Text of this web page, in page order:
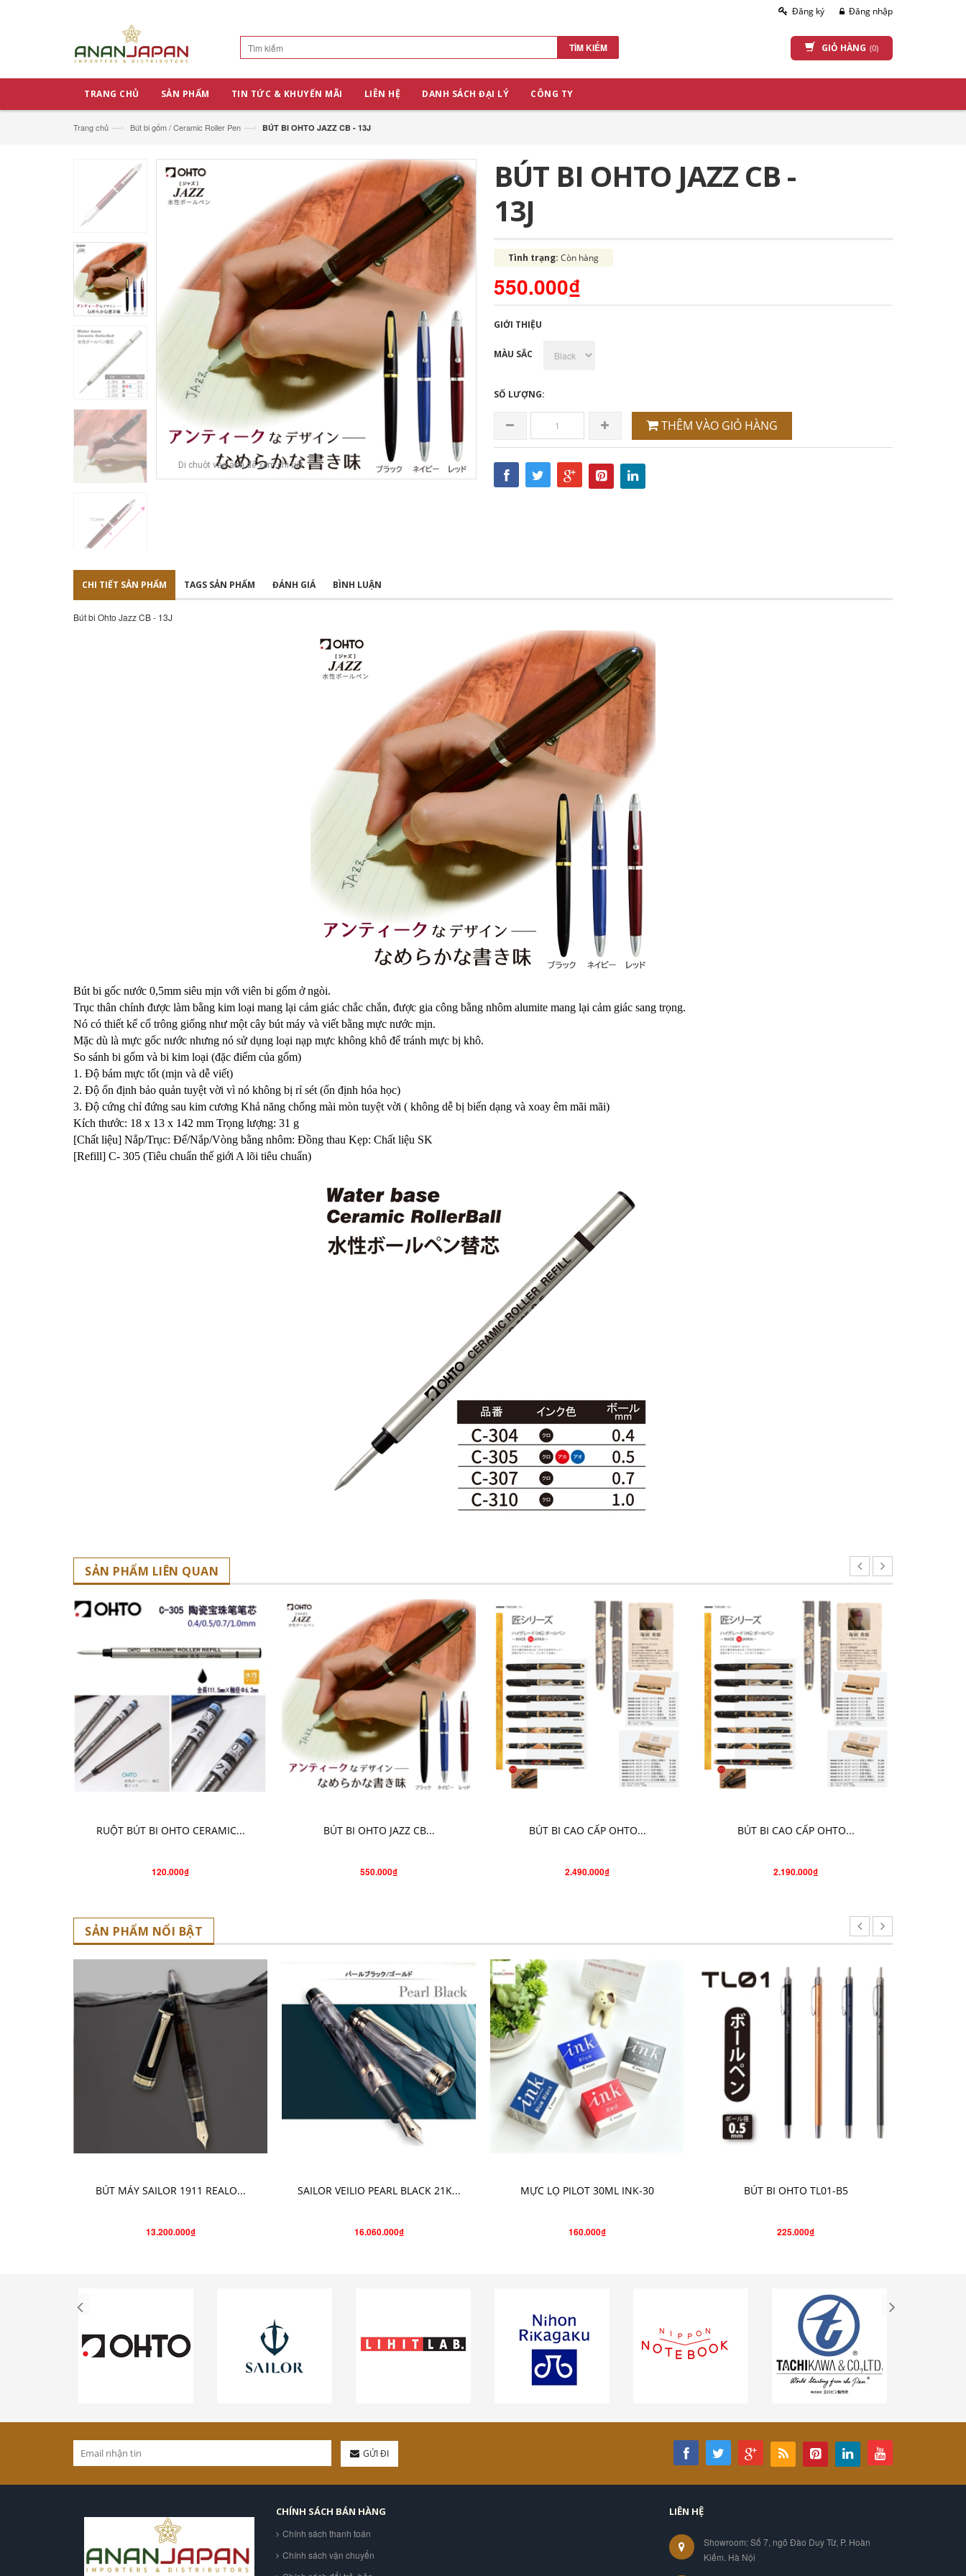
Đăng ký Đăng nhập
TÌM KIẾM GIỎ HÀNG (0)
TRANG CHỦ SẢN PHẨM TIN TỨC & KHUYẾN MÃI LIÊN HỆ DANH SÁCH ĐẠI LÝ CÔNG TY
Trang chủ —› Bút bi gốm / Ceramic Roller Pen —› BÚT BI OHTO JAZZ CB - 13J
Di chuột vào ảnh để xem chi tiết
BÚT BI OHTO JAZZ CB -
13J
Tình trạng: Còn hàng
550.000₫
GIỚI THIỆU
MÀU SẮC
SỐ LƯỢNG:
THÊM VÀO GIỎ HÀNG
CHI TIẾT SẢN PHẨM TAGS SẢN PHẨM ĐÁNH GIÁ BÌNH LUẬN
Bút bi Ohto Jazz CB - 13J
Bút bi gốc nước 0,5mm siêu mịn với viên bi gốm ở ngòi.
Trục thân chính được làm bằng kim loại mang lại cảm giác chắc chắn, được gia công bằng nhôm alumite mang lại cảm giác sang trọng.
Nó có thiết kế cổ trông giống như một cây bút máy và viết bằng mực nước mịn.
Mặc dù là mực gốc nước nhưng nó sử dụng loại nạp mực không khô để tránh mực bị khô.
So sánh bi gốm và bi kim loại (đặc điểm của gốm)
1. Độ bám mực tốt (mịn và dễ viết)
2. Độ ổn định bảo quản tuyệt vời vì nó không bị rỉ sét (ổn định hóa học)
3. Độ cứng chỉ đứng sau kim cương Khả năng chống mài mòn tuyệt vời ( không dễ bị biến dạng và xoay êm mãi mãi)
Kích thước: 18 x 13 x 142 mm Trọng lượng: 31 g
[Chất liệu] Nắp/Trục: Đế/Nắp/Vòng bằng nhôm: Đồng thau Kẹp: Chất liệu SK
[Refill] C- 305 (Tiêu chuẩn thế giới A lõi tiêu chuẩn)
SẢN PHẨM LIÊN QUAN
RUỘT BÚT BI OHTO CERAMIC...
120.000₫
BÚT BI OHTO JAZZ CB...
550.000₫
BÚT BI CAO CẤP OHTO...
2.490.000₫
BÚT BI CAO CẤP OHTO...
2.190.000₫
SẢN PHẨM NỔI BẬT
BÚT MÁY SAILOR 1911 REALO...
13.200.000₫
SAILOR VEILIO PEARL BLACK 21K...
16.060.000₫
MỰC LỌ PILOT 30ML INK-30
160.000₫
BÚT BI OHTO TL01-B5
225.000₫
GỬI ĐI
CHÍNH SÁCH BÁN HÀNG
Chính sách thanh toán
Chính sách vận chuyển
LIÊN HỆ
Showroom: Số 7, ngõ Đào Duy Từ, P. Hoàn
Kiếm. Hà Nội